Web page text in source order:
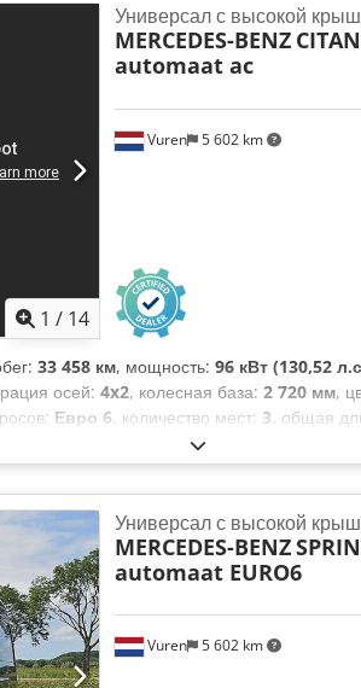
1 / 14
Vuren 5 602 km
Универсал с высокой
MERCEDES-BENZ
automaat ac
33 458 км, мощность: 96 кВт (130,52
осей: 4x2, колесная база: 2 720 мм,
Евро 6, количество мест: 3, общая
, ширина пространства для
ABS, Apple CarPlay, Блютуз,
тяги, центральный замок,
Vuren 5 602 km
Универсал с высокой
MERCEDES-BENZ
automaat EURO6